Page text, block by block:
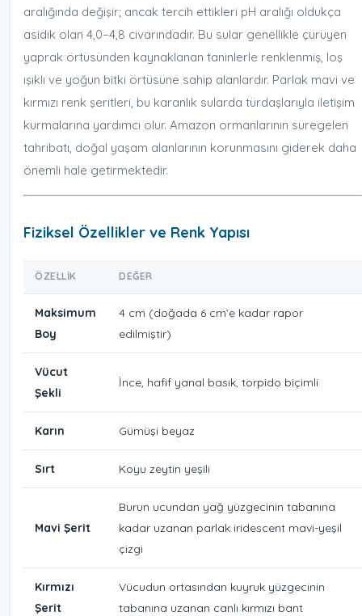
aralığında değişir; ancak tercih ettikleri pH aralığı oldukça
asidik olan 4,0–4,8 civarındadır. Bu sular genellikle çürüyen
yaprak örtüsünden kaynaklanan taninlerle renklenmiş, loş
ışıklı ve yoğun bitki örtüsüne sahip alanlardır. Parlak mavi ve
kırmızı renk şeritleri, bu karanlık sularda türdaşlarıyla iletişim
kurmalarına yardımcı olur. Amazon ormanlarının süregelen
tahribatı, doğal yaşam alanlarının korunmasını giderek daha
önemli hale getirmektedir.
Fiziksel Özellikler ve Renk Yapısı
ÖZELLIK DEĞER
Maksimum
Boy
4 cm (doğada 6 cm’e kadar rapor
edilmiştir)
Vücut
Şekli
İnce, hafif yanal basık, torpido biçimli
Karın Gümüşi beyaz
Sırt Koyu zeytin yeşili
Mavi Şerit
Burun ucundan yağ yüzgecinin tabanına
kadar uzanan parlak iridescent mavi-yeşil
çizgi
Kırmızı
Şerit
Vücudun ortasından kuyruk yüzgecinin
tabanına uzanan canlı kırmızı bant